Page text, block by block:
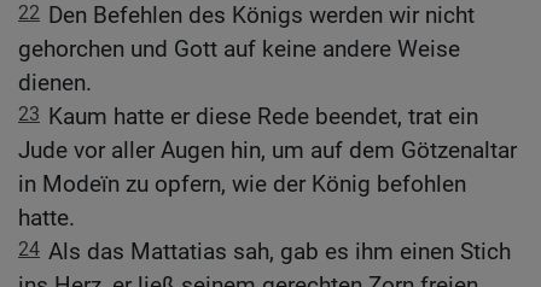
22 Den Befehlen des Königs werden wir nicht
gehorchen und Gott auf keine andere Weise
dienen.
23 Kaum hatte er diese Rede beendet, trat ein
Jude vor aller Augen hin, um auf dem Götzenaltar
in Modeïn zu opfern, wie der König befohlen
hatte.
24 Als das Mattatias sah, gab es ihm einen Stich